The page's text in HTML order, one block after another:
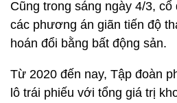
Cũng trong sáng ngày 4/3,
các phương án giãn tiến độ
hoán đổi bằng bất động sản.
Từ 2020 đến nay, Tập đoàn
lô trái phiếu với tổng giá trị